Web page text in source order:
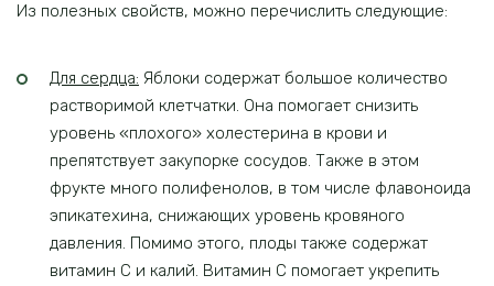
Из полезных свойств, можно перечислить следующие:
Для сердца: Яблоки содержат большое количество
растворимой клетчатки. Она помогает снизить
уровень «плохого» холестерина в крови и
препятствует закупорке сосудов. Также в этом
фрукте много полифенолов, в том числе флавоноида
эпикатехина, снижающих уровень кровяного
давления. Помимо этого, плоды также содержат
витамин С и калий. Витамин С помогает укрепить